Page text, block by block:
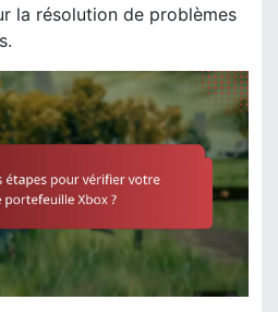
la résolution de problèmes